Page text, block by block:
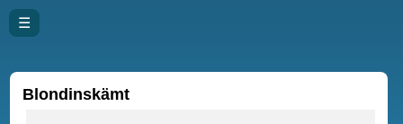
☰
Blondinskämt